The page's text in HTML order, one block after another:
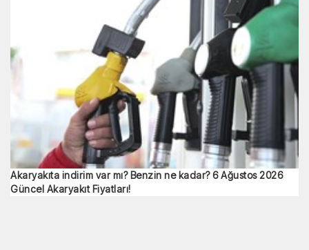
Akaryakıta indirim var mı? Benzin ne kadar? 6 Ağustos 2026
Güncel Akaryakıt Fiyatları!